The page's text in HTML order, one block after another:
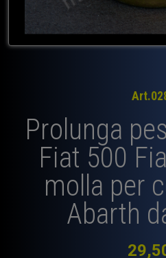
Prolunga
Fiat 500
molla per
Abarth